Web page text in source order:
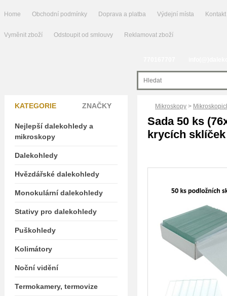
Home Obchodní podmínky Doprava a platba Výdejní místa Kontakt
Vyměnit zboží Odstoupit od smlouvy Reklamovat zboží
Mikroskopy >
Sada 50 ks
krycích sklíček
KATEGORIE ZNAČKY
Nejlepší dalekohledy a
mikroskopy
Dalekohledy
Hvězdářské dalekohledy
Monokulární dalekohledy
Stativy pro dalekohledy
Puškohledy
Kolimátory
Noční vidění
Termokamery, termovize